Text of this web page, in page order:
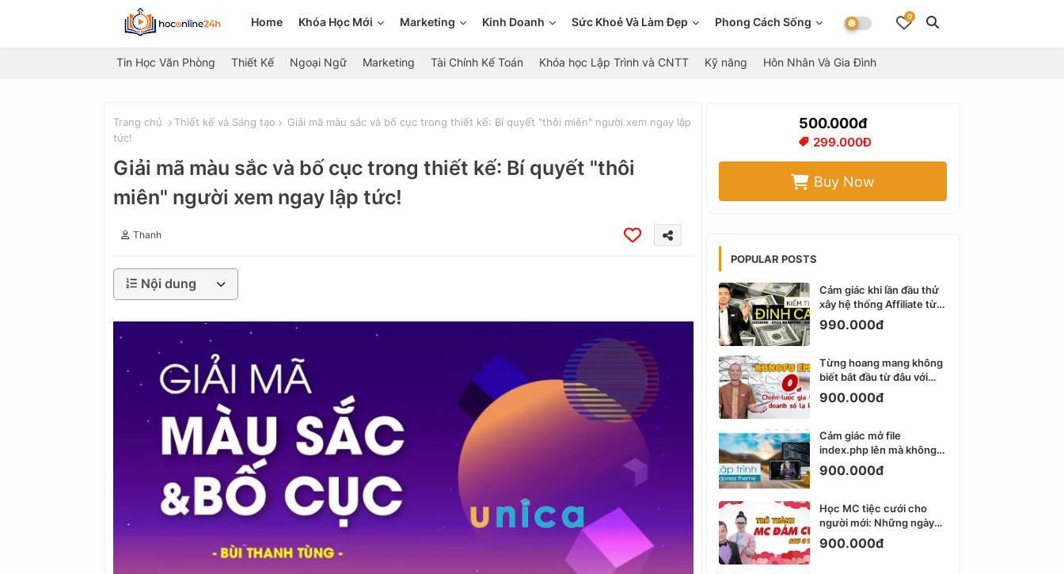
Home Khóa Học Mới Marketing Kinh Doanh Sức Khoẻ Và Làm Đẹp Phong Cách Sống 0
Tin Học Văn Phòng Thiết Kế Ngoại Ngữ Marketing Tài Chính Kế Toán Khóa học Lập Trình và CNTT Kỹ năng Hôn Nhân Và Gia Đình
Trang chủ Thiết kế và Sáng tạo
Giải mã màu sắc và bố cục trong thiết kế: Bí quyết "thôi miên" người xem ngay lập
tức!
Giải mã màu sắc và bố cục trong thiết kế: Bí quyết "thôi
miên" người xem ngay lập tức!
Thanh
Nội dung
500.000đ
299.000Đ
Buy Now
POPULAR POSTS
Cảm giác khi lần đầu thử
xây hệ thống Affiliate từ
Facebook cá nhân
990.000đ
Từng hoang mang không
biết bắt đầu từ đâu với
Email Marketing
900.000đ
Cảm giác mở file
index.php lên mà không
biết viết gì tiếp theo
900.000đ
Học MC tiệc cưới cho
người mới: Những ngày
đầu thực sự khá ngợp
900.000đ